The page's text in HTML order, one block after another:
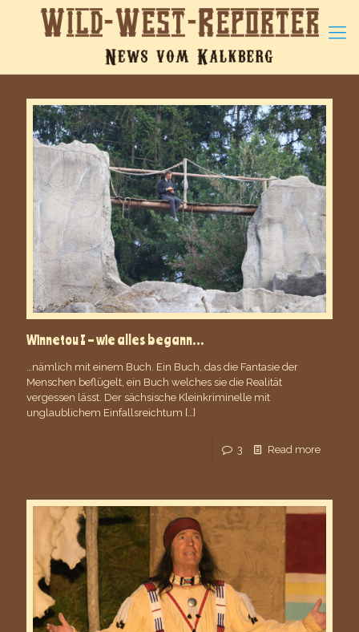
Winnetou I – wie alles begann…
…nämlich mit einem Buch. Ein Buch, das die Fantasie der
Menschen beflügelt, ein Buch welches sie die Realität
vergessen lässt. Der sächsische Kleinkriminelle mit
unglaublichem Einfallsreichtum […]
3 Read more